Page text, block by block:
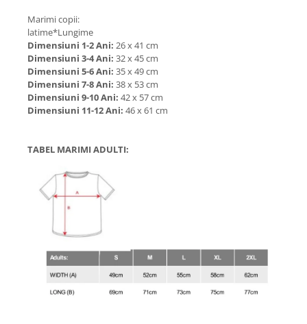
Marimi copii:
latime*Lungime
Dimensiuni 1-2 Ani: 26 x 41 cm
Dimensiuni 3-4 Ani: 32 x 45 cm
Dimensiuni 5-6 Ani: 35 x 49 cm
Dimensiuni 7-8 Ani: 38 x 53 cm
Dimensiuni 9-10 Ani: 42 x 57 cm
Dimensiuni 11-12 Ani: 46 x 61 cm
TABEL MARIMI ADULTI: